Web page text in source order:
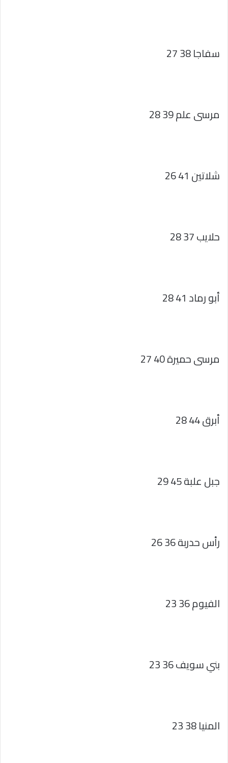
سفاجا 38 27
مرسى علم 39 28
شلاتين 41 26
حلايب 37 28
أبو رماد 41 28
مرسى حميرة 40 27
أبرق 44 28
جبل علبة 45 29
رأس حدربة 36 26
الفيوم 36 23
بني سويف 36 23
المنيا 38 23